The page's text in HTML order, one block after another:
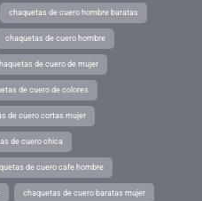
chaquetas de cuero hombre baratas
chaquetas de cuero hombre
de cuero de mujer
de cuero de colores
de cuero cortas mujer
de cuero chica
de cuero cafe hombre
chaquetas de cuero baratas mujer